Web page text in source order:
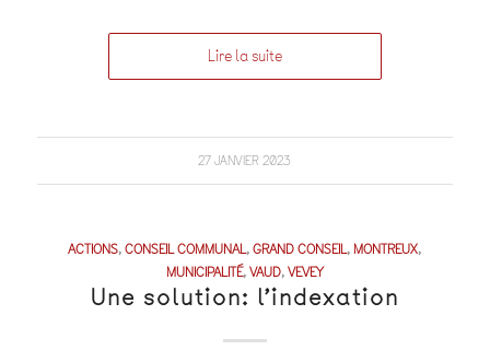
Lire la suite
27 JANVIER 2023
ACTIONS,CONSEIL COMMUNAL,GRAND CONSEIL, MONTREUX,
MUNICIPALITÉ,VAUD,VEVEY
Une solution: l’indexation